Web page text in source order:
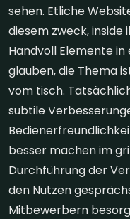
sehen. Etliche
diesem zweck, inside
Handvoll Elemente
glauben, die Thema
vom tisch.
subtile
besser machen im
Durchführung der
den Nutzen
Mitbewerbern